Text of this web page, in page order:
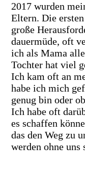
2017 wurden
Eltern. Die
große
dauermüde, oft
ich als Mama
Tochter hat viel
Ich kam oft an
habe ich mich
genug bin oder
Ich habe oft
es schaffen
das den Weg zu
werden ohne